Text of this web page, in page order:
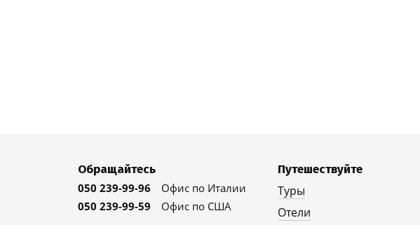
Обращайтесь
050 239-99-96
Офис по Италии
050 239-99-59
Офис по США
Путешествуйте
Туры
Отели